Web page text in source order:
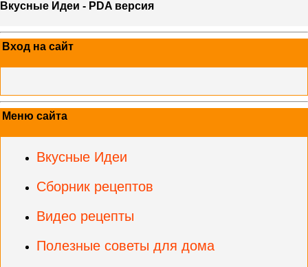
Вкусные Идеи - PDA версия
Вход на сайт
Меню сайта
Вкусные Идеи
Сборник рецептов
Видео рецепты
Полезные советы для дома